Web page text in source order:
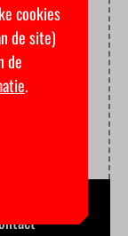
cookies
de site)
de
.